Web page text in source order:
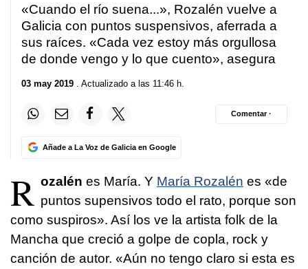
«Cuando el río suena...», Rozalén vuelve a
Galicia con puntos suspensivos, aferrada a
sus raíces. «Cada vez estoy más orgullosa
de donde vengo y lo que cuento», asegura
03 may 2019 . Actualizado a las 11:46 h.
Añade a La Voz de Galicia en Google
Comentar ·
R ozalén es María. Y María Rozalén es «de
puntos supensivos todo el rato, porque son
como suspiros». Así los ve la artista folk de la
Mancha que creció a golpe de copla, rock y
canción de autor. «Aún no tengo claro si esta es